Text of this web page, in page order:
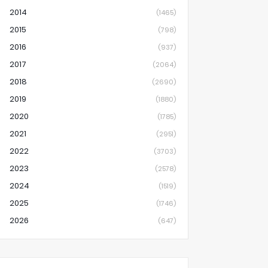
2014 (1465)
2015 (798)
2016 (937)
2017 (2064)
2018 (2690)
2019 (1880)
2020 (1785)
2021 (2951)
2022 (3703)
2023 (2578)
2024 (1519)
2025 (1746)
2026 (647)